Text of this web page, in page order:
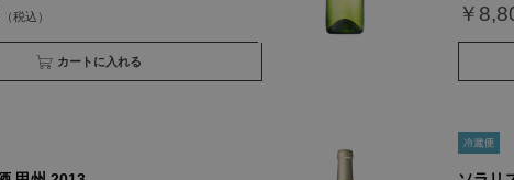
買い物かごへ入れる
￥